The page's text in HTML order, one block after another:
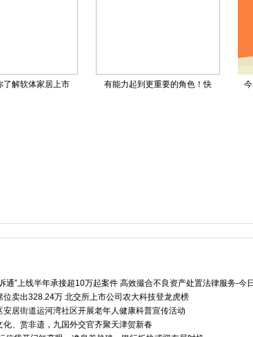
票龙头股共三只， 磷化工十大相关公司排名_202
通”上线半年承接超10万起案件 高效撮合不良资产处置法律服务-今
位卖出328.24万 北交所上市公司农大科技登龙虎榜
安居街道运河湾社区开展老年人健康科普宣传活动
化、赏非遗，九国外交官齐聚天津贺新春